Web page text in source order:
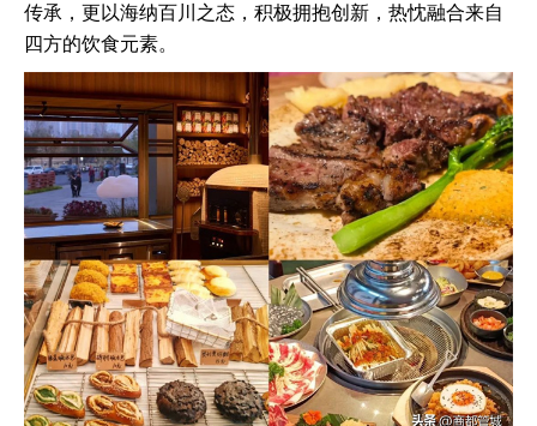
传承，更以海纳百川之态，积极拥抱创新，热忱融合来自
四方的饮食元素。